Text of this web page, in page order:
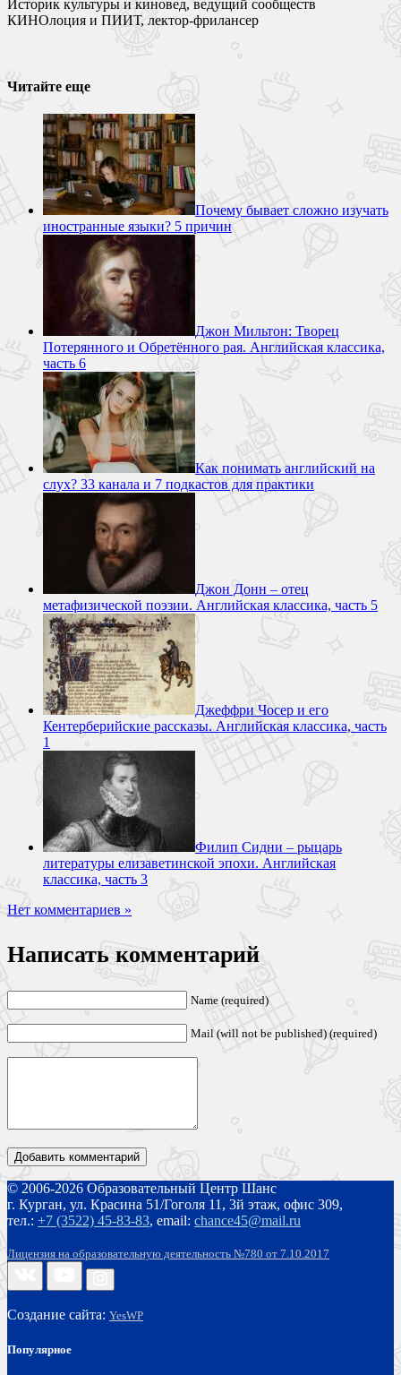
Историк культуры и киновед, ведущий сообществ
КИНОлоция и ПИИТ, лектор-фрилансер
Читайте еще
Почему бывает сложно изучать
иностранные языки? 5 причин
Джон Мильтон: Творец
Потерянного и Обретённого рая. Английская классика,
часть 6
Как понимать английский на
слух? 33 канала и 7 подкастов для практики
Джон Донн – отец
метафизической поэзии. Английская классика, часть 5
Джеффри Чосер и его
Кентерберийские рассказы. Английская классика, часть
1
Филип Сидни – рыцарь
литературы елизаветинской эпохи. Английская
классика, часть 3
Нет комментариев »
Написать комментарий
Name (required)
Mail (will not be published) (required)
© 2006-2026 Образовательный Центр Шанс
г. Курган, ул. Красина 51/Гоголя 11, 3й этаж, офис 309,
тел.: +7 (3522) 45-83-83, email: chance45@mail.ru
Лицензия на образовательную деятельность №780 от 7.10.2017
Создание сайта: YesWP
Популярное